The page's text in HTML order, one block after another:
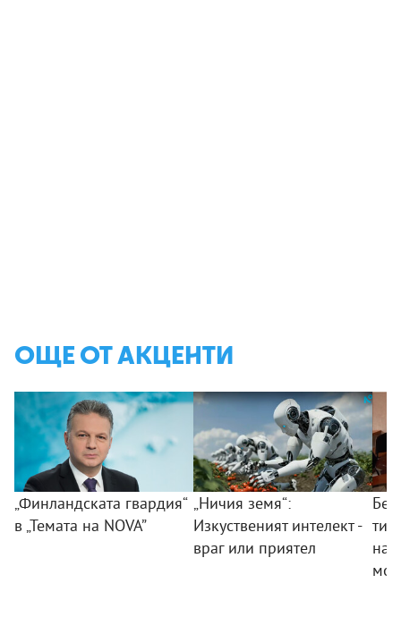
ОЩЕ ОТ АКЦЕНТИ
„Финландската гвардия“
в „Темата на NOVA”
„Ничия земя“:
Изкуственият интелект -
враг или приятел
на